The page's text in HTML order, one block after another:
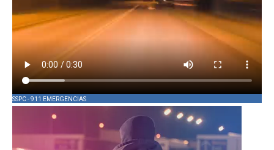
SSPC - 911 EMERGENCIAS